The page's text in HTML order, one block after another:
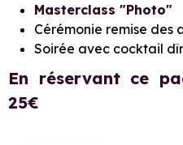
Masterclass "Photo"
Cérémonie remise des
Soirée avec cocktail
En réservant ce
25€